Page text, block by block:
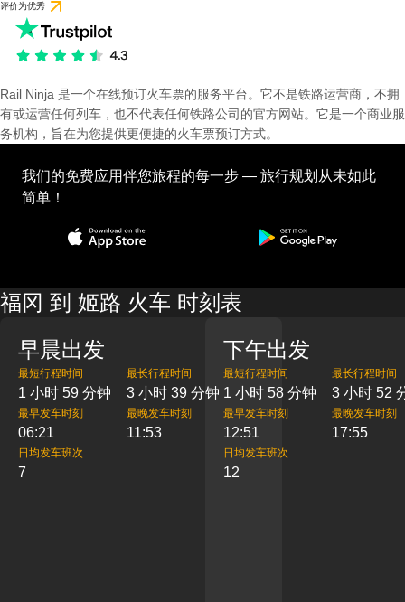
评价为优秀
Rail Ninja 是一个在线预订火车票的服务平台。它不是铁路运营商，不拥
有或运营任何列车，也不代表任何铁路公司的官方网站。它是一个商业服
务机构，旨在为您提供更便捷的火车票预订方式。
我们的免费应用伴您旅程的每一步 — 旅行规划从未如此
简单！
福冈 到 姬路 火车 时刻表
早晨出发
最短行程时间
1 小时 59 分钟
最长行程时间
3 小时 39 分钟
最早发车时刻
06:21
最晚发车时刻
11:53
日均发车班次
7
下午出发
最短行程时间
1 小时 58 分钟
最长行程时间
3 小时 52
最早发车时刻
12:51
最晚发车时刻
17:55
日均发车班次
12